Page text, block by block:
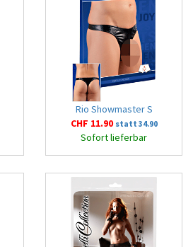
Rio Showmaster S
CHF 11.90 statt 34.90
Sofort lieferbar